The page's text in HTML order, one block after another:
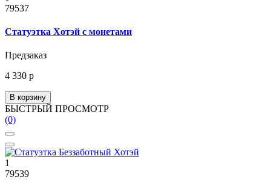
79537
Статуэтка Хотэй с монетами
Предзаказ
4 330 р
В корзину
БЫСТРЫЙ ПРОСМОТР
(0)
1
79539